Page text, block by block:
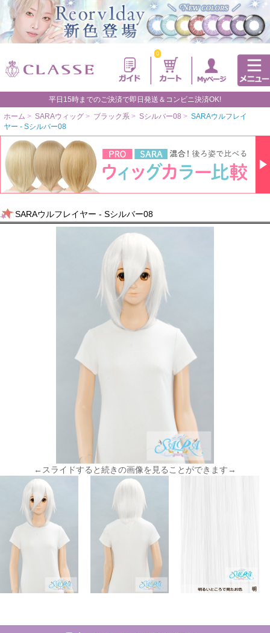
0
平日15時までのご決済で即日発送＆コンビニ決済OK!
ホーム > SARAウィッグ > ブラック系 > Sシルバー08 > SARAウルフレイ
ヤー - Sシルバー08
SARAウルフレイヤー - Sシルバー08
←スライドすると続きの画像を見ることができます→